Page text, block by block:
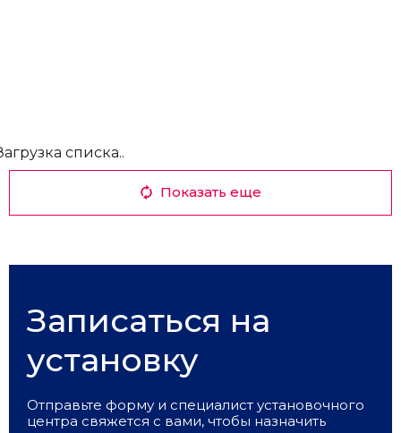
списка..
Показать еще
Записаться на
установку
Отправьте форму и специалист установочного
центра свяжется с вами, чтобы назначить